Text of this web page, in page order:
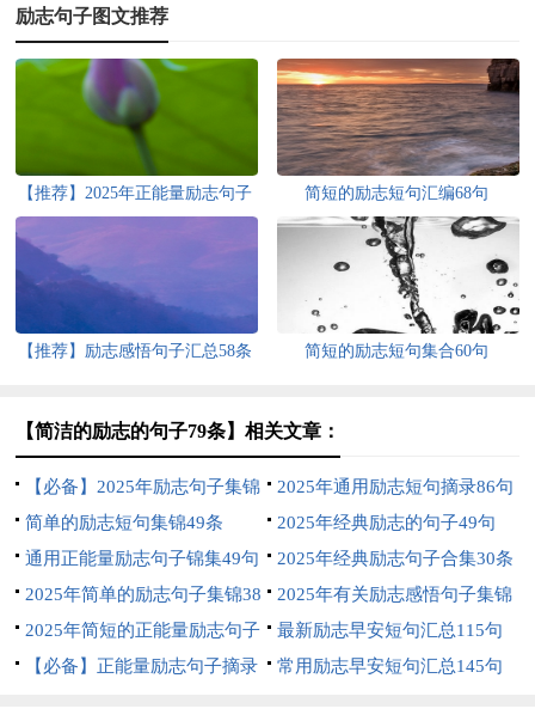
励志句子图文推荐
【推荐】2025年正能量励志句子
简短的励志短句汇编68句
【推荐】励志感悟句子汇总58条 简短的励志短句集合60句
【简洁的励志的句子79条】相关文章：
【必备】2025年励志句子集锦
99句
2025年通用励志短句摘录86句
简单的励志短句集锦49条
2025年经典励志的句子49句
通用正能量励志句子锦集49句
2025年经典励志句子合集30条
2025年简单的励志句子集锦38
句
2025年有关励志感悟句子集锦
60条
2025年简短的正能量励志句子
集锦78条
最新励志早安短句汇总115句
【必备】正能量励志句子摘录
常用励志早安短句汇总145句